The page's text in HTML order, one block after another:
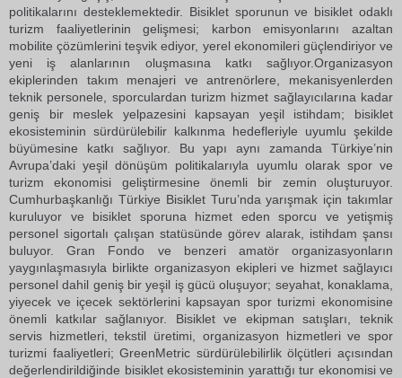
politikalarını desteklemektedir. Bisiklet sporunun ve bisiklet odaklı
turizm faaliyetlerinin gelişmesi; karbon emisyonlarını azaltan
mobilite çözümlerini teşvik ediyor, yerel ekonomileri güçlendiriyor ve
yeni iş alanlarının oluşmasına katkı sağlıyor.Organizasyon
ekiplerinden takım menajeri ve antrenörlere, mekanisyenlerden
teknik personele, sporculardan turizm hizmet sağlayıcılarına kadar
geniş bir meslek yelpazesini kapsayan yeşil istihdam; bisiklet
ekosisteminin sürdürülebilir kalkınma hedefleriyle uyumlu şekilde
büyümesine katkı sağlıyor. Bu yapı aynı zamanda Türkiye’nin
Avrupa’daki yeşil dönüşüm politikalarıyla uyumlu olarak spor ve
turizm ekonomisi geliştirmesine önemli bir zemin oluşturuyor.
Cumhurbaşkanlığı Türkiye Bisiklet Turu’nda yarışmak için takımlar
kuruluyor ve bisiklet sporuna hizmet eden sporcu ve yetişmiş
personel sigortalı çalışan statüsünde görev alarak, istihdam şansı
buluyor. Gran Fondo ve benzeri amatör organizasyonların
yaygınlaşmasıyla birlikte organizasyon ekipleri ve hizmet sağlayıcı
personel dahil geniş bir yeşil iş gücü oluşuyor; seyahat, konaklama,
yiyecek ve içecek sektörlerini kapsayan spor turizmi ekonomisine
önemli katkılar sağlanıyor. Bisiklet ve ekipman satışları, teknik
servis hizmetleri, tekstil üretimi, organizasyon hizmetleri ve spor
turizmi faaliyetleri; GreenMetric sürdürülebilirlik ölçütleri açısından
değerlendirildiğinde bisiklet ekosisteminin yarattığı tur ekonomisi ve